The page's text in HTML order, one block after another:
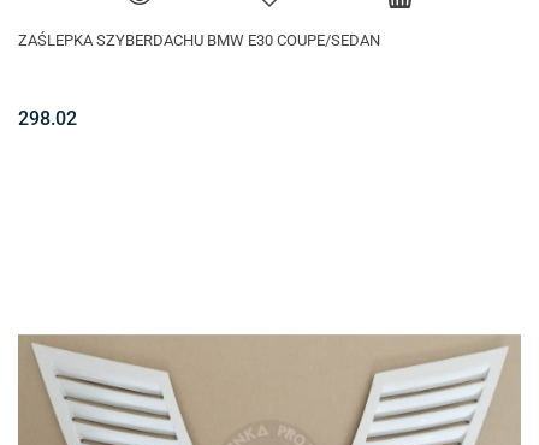
ZAŚLEPKA SZYBERDACHU BMW E30 COUPE/SEDAN
298.02